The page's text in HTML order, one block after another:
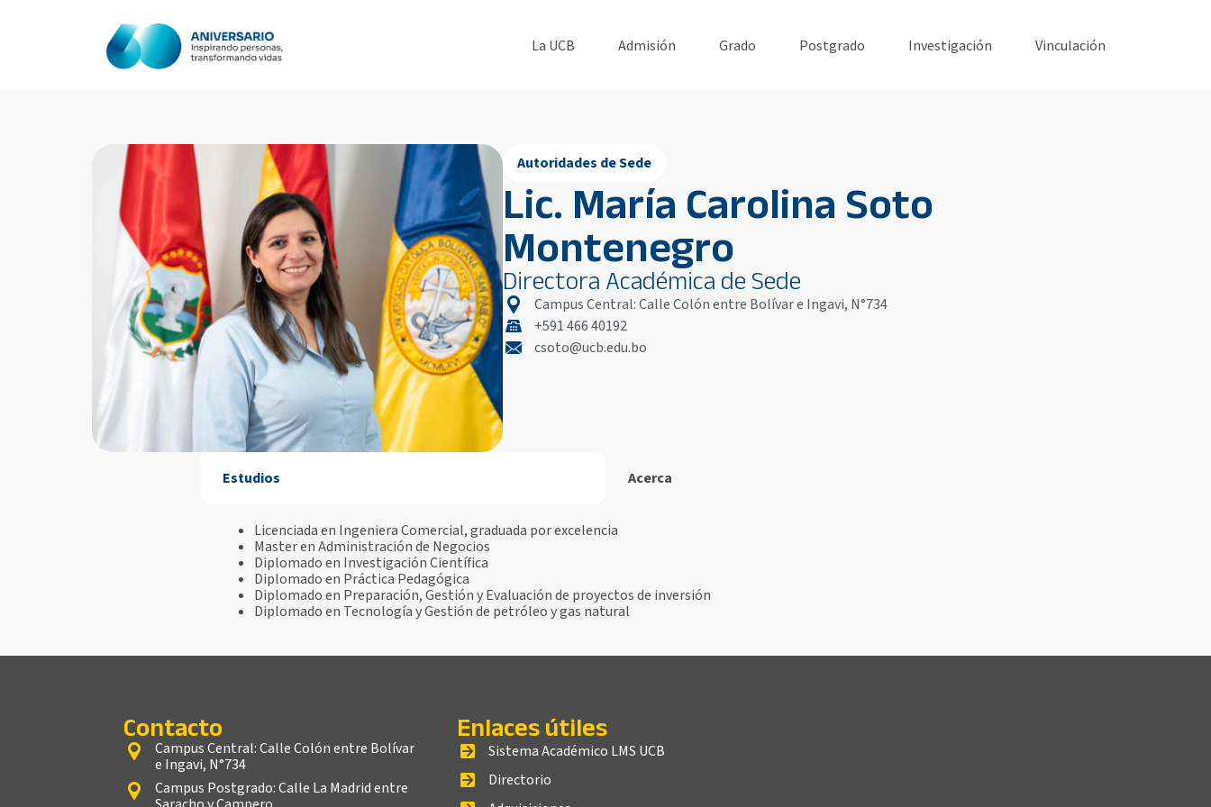
La UCB Admisión Grado Postgrado Investigación Vinculación
Lic. María Carolina Soto
Montenegro
Directora Académica de Sede
Autoridades de Sede
Campus Central: Calle Colón entre Bolívar e Ingavi, N°734
+591 466 40192
csoto@ucb.edu.bo
Estudios Acerca
Licenciada en Ingeniera Comercial, graduada por excelencia
Master en Administración de Negocios
Diplomado en Investigación Científica
Diplomado en Práctica Pedagógica
Diplomado en Preparación, Gestión y Evaluación de proyectos de inversión
Diplomado en Tecnología y Gestión de petróleo y gas natural
Contacto
Campus Central: Calle Colón entre Bolívar
e Ingavi, N°734
Campus Postgrado: Calle La Madrid entre
Enlaces útiles
Sistema Académico LMS UCB
Directorio